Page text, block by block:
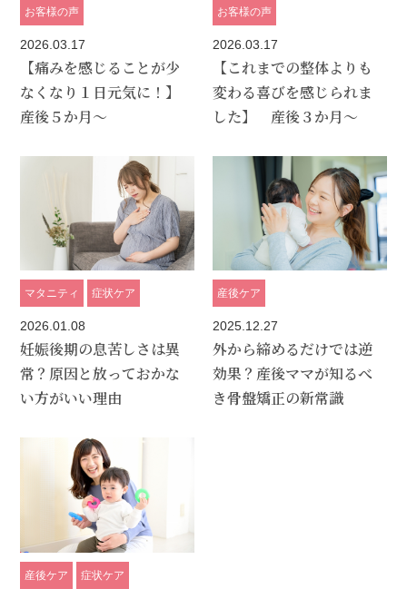
お客様の声
2026.03.17
【痛みを感じることが少
なくなり１日元気に！】
産後５か月～
お客様の声
2026.03.17
【これまでの整体よりも
変わる喜びを感じられま
した】 産後３か月～
マタニティ 症状ケア
2026.01.08
妊娠後期の息苦しさは異
常？原因と放っておかな
い方がいい理由
産後ケア
2025.12.27
外から締めるだけでは逆
効果？産後ママが知るべ
き骨盤矯正の新常識
産後ケア 症状ケア